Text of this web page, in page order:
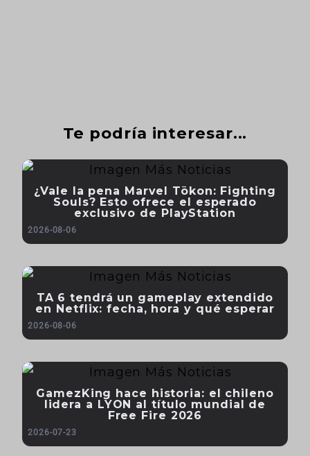
Te podría interesar...
¿Vale la pena Marvel Tōkon: Fighting
Souls? Esto ofrece el esperado
exclusivo de PlayStation
2026-08-06
TA 6 tendrá un gameplay extendido
en Netflix: fecha, hora y qué esperar
2026-08-06
GamezKing hace historia: el chileno
lidera a LYON al título mundial de
Free Fire 2026
2026-07-23